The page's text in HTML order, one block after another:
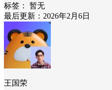
标签：
暂无
最后更新：2026年2月6日
王国荣